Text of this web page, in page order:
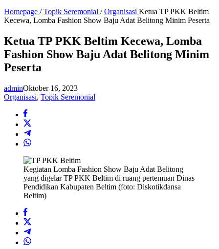
Homepage / Topik Seremonial / Organisasi Ketua TP PKK Beltim
Kecewa, Lomba Fashion Show Baju Adat Belitong Minim Peserta
Ketua TP PKK Beltim Kecewa, Lomba
Fashion Show Baju Adat Belitong Minim
Peserta
adminOktober 16, 2023
Organisasi, Topik Seremonial
Kegiatan Lomba Fashion Show Baju Adat Belitong
yang digelar TP PKK Beltim di ruang pertemuan Dinas
Pendidikan Kabupaten Beltim (foto: Diskotikdansa
Beltim)